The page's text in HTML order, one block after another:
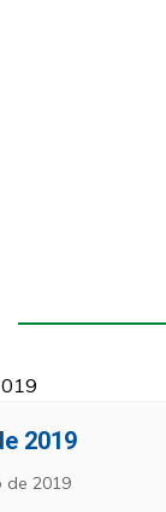
2019
de 2019